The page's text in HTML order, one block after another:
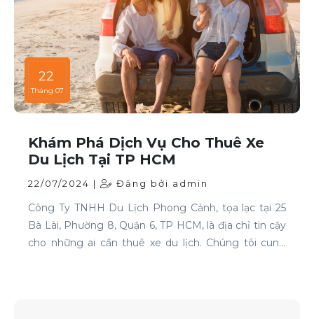
22
Tháng 07
Khám Phá Dịch Vụ Cho Thuê Xe
Du Lịch Tại TP HCM
22/07/2024 | Đăng bởi admin
Công Ty TNHH Du Lịch Phong Cảnh, tọa lạc tại 25
Bà Lài, Phường 8, Quận 6, TP HCM, là địa chỉ tin cậy
cho những ai cần thuê xe du lịch. Chúng tôi cung